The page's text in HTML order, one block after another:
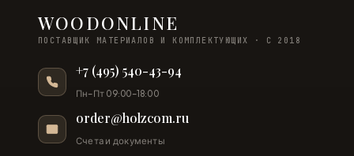
WOODONLINE
ПОСТАВЩИК МАТЕРИАЛОВ И КОМПЛЕКТУЮЩИХ · С 2018
+7 (495) 540-43-94
Пн–Пт 09:00–18:00
order@holzcom.ru
Счета и документы